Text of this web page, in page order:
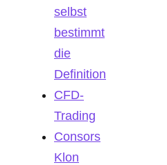
selbst
bestimmt
die
Definition
CFD-
Trading
Consors
Klon